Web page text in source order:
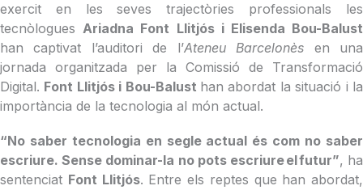
exercit en les seves trajectòries professionals les
tecnòloguesAriadna Font Llitjós i Elisenda Bou-Balust
han captivat l’auditori de l’Ateneu Barcelonès en una
jornada organitzada per la Comissió de Transformació
Digital. Font Llitjós i Bou-Balust han abordat la situació i la
importància de la tecnologia al món actual.
“No saber tecnologia en segle actual és com no saber
escriure. Sense dominar-la no pots escriure el futur”, ha
sentenciat Font Llitjós. Entre els reptes que han abordat,